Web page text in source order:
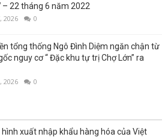
22 tháng 6 năm 2022
2026 0
tổng thống Ngô Đình Diệm ngăn chận từ
nguy cơ “ Đặc khu tự trị Chợ Lớn” ra
2026 0
xuất nhập khẩu hàng hóa của Việt